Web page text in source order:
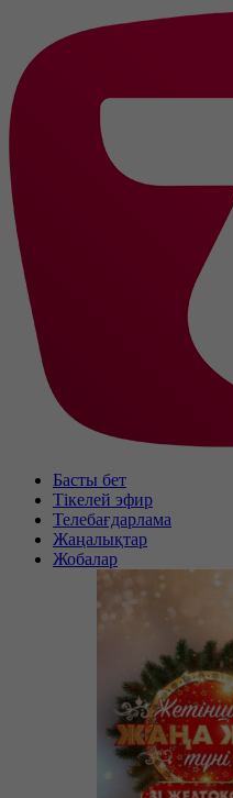
Басты бет
Тікелей эфир
Телебағдарлама
Жаңалықтар
Жобалар